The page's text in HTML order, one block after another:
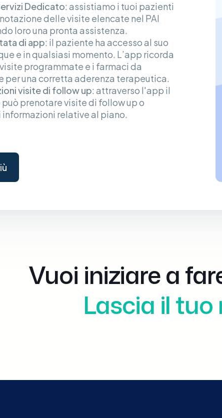
Dedicato: assistiamo i tuoi pazienti
delle visite elencate nel PAI
loro una pronta assistenza.
di app: il paziente ha accesso al suo
e in qualsiasi momento. L’app ricorda
programmate e i farmaci da
per una corretta aderenza terapeutica.
visite di follow up: attraverso l'app il
prenotare visite di follow up o
relative al piano.
Vuoi iniziare a
Lascia il